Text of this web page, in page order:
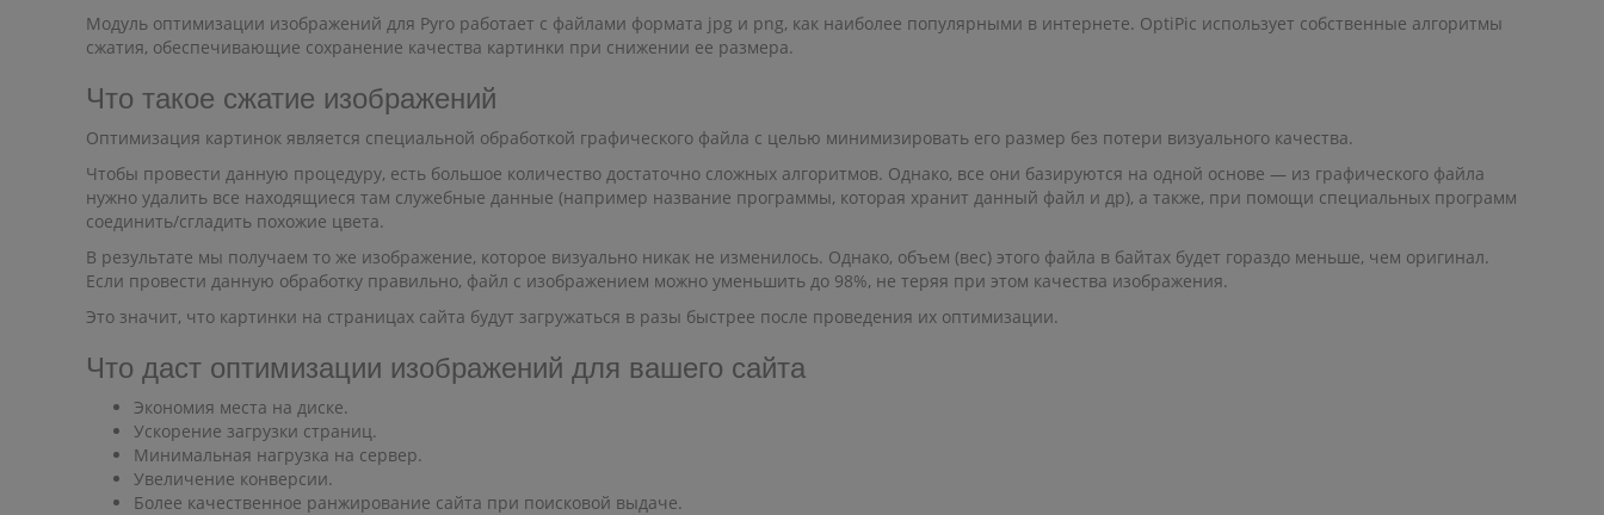
Модуль оптимизации изображений для Pyro работает с файлами формата jpg и png, как наиболее популярными в интернете. OptiPic использует собственные алгоритмы
сжатия, обеспечивающие сохранение качества картинки при снижении ее размера.
Что такое сжатие изображений
Оптимизация картинок является специальной обработкой графического файла с целью минимизировать его размер без потери визуального качества.
Чтобы провести данную процедуру, есть большое количество достаточно сложных алгоритмов. Однако, все они базируются на одной основе — из графического файла
нужно удалить все находящиеся там служебные данные (например название программы, которая хранит данный файл и др), а также, при помощи специальных программ
соединить/сгладить похожие цвета.
В результате мы получаем то же изображение, которое визуально никак не изменилось. Однако, объем (вес) этого файла в байтах будет гораздо меньше, чем оригинал.
Если провести данную обработку правильно, файл с изображением можно уменьшить до 98%, не теряя при этом качества изображения.
Это значит, что картинки на страницах сайта будут загружаться в разы быстрее после проведения их оптимизации.
Что даст оптимизации изображений для вашего сайта
Экономия места на диске.
Ускорение загрузки страниц.
Минимальная нагрузка на сервер.
Увеличение конверсии.
Более качественное ранжирование сайта при поисковой выдаче.